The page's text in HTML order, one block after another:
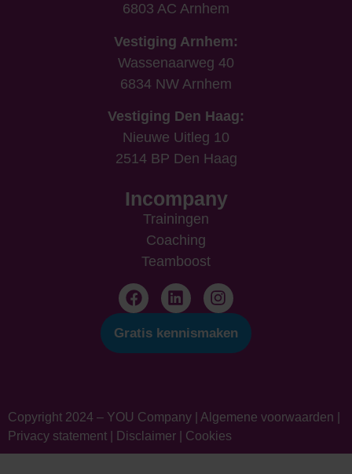
6803 AC Arnhem
Vestiging Arnhem:
Wassenaarweg 40
6834 NW Arnhem
Vestiging Den Haag:
Nieuwe Uitleg 10
2514 BP Den Haag
Incompany
Trainingen
Coaching
Teamboost
Gratis kennismaken
Copyright 2024 – YOU Company | Algemene voorwaarden
Privacy statement
Disclaimer Cookies